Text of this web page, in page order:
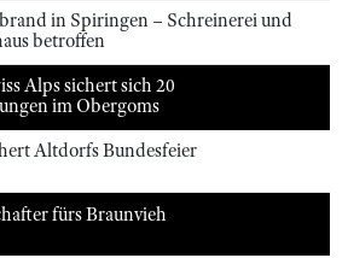
in Spiringen – Schreinerei und
betroffen
Alps sichert sich 20
im Obergoms
Altdorfs Bundesfeier
fürs Braunvieh